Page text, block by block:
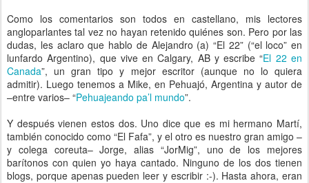
Como los comentarios son todos en castellano, mis lectores
angloparlantes tal vez no hayan retenido quiénes son. Pero por las
dudas, les aclaro que hablo de Alejandro (a) “El 22” (“el loco” en
lunfardo Argentino), que vive en Calgary, AB y escribe “El 22 en
Canada”, un gran tipo y mejor escritor (aunque no lo quiera
admitir). Luego tenemos a Mike, en Pehuajó, Argentina y autor de
–entre varios– “Pehuajeando pa’l mundo”.
Y después vienen estos dos. Uno dice que es mi hermano Martí,
también conocido como “El Fafa”, y el otro es nuestro gran amigo –
y colega coreuta– Jorge, alias “JorMig”, uno de los mejores
barítonos con quien yo haya cantado. Ninguno de los dos tienen
blogs, porque apenas pueden leer y escribir :-). Hasta ahora, eran